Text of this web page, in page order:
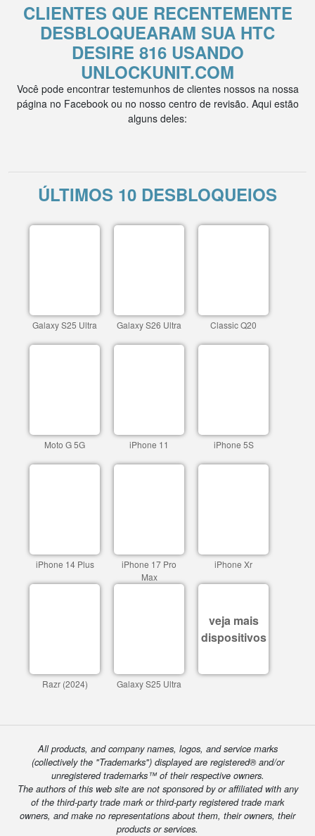
CLIENTES QUE RECENTEMENTE
DESBLOQUEARAM SUA HTC
DESIRE 816 USANDO
UNLOCKUNIT.COM
Você pode encontrar testemunhos de clientes nossos na nossa
página no Facebook ou no nosso centro de revisão. Aqui estão
alguns deles:
ÚLTIMOS 10 DESBLOQUEIOS
Galaxy S25 Ultra Galaxy S26 Ultra Classic Q20
Moto G 5G iPhone 11 iPhone 5S
iPhone 14 Plus
iPhone 17 Pro
Max
iPhone Xr
Razr (2024) Galaxy S25 Ultra
veja mais
dispositivos
All products, and company names, logos, and service marks
(collectively the "Trademarks") displayed are registered® and/or
unregistered trademarks™ of their respective owners.
The authors of this web site are not sponsored by or affiliated with any
of the third-party trade mark or third-party registered trade mark
owners, and make no representations about them, their owners, their
products or services.